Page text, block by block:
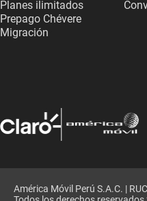
Planes ilimitados
Prepago Chévere
Migración
América Móvil Perú S.A.C. |